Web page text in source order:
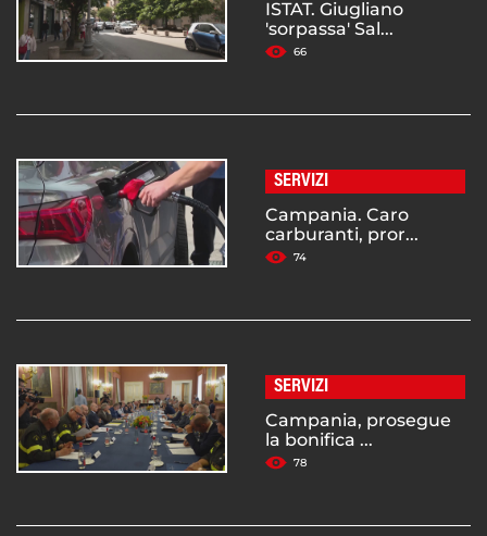
ISTAT. Giugliano
'sorpassa' Sal...
66
SERVIZI
Campania. Caro
carburanti, pror...
74
SERVIZI
Campania, prosegue
la bonifica ...
78